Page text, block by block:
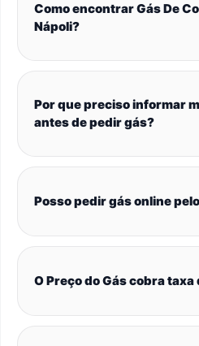
Como encontrar Gás De
Nápoli?
Por que preciso informar
antes de pedir gás?
Posso pedir gás online
O Preço do Gás cobra